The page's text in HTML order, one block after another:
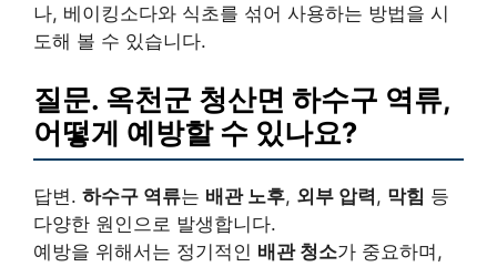
나, 베이킹소다와 식초를 섞어 사용하는 방법을 시
도해 볼 수 있습니다.
질문. 옥천군 청산면 하수구 역류,
어떻게 예방할 수 있나요?
답변. 하수구 역류는 배관 노후, 외부 압력, 막힘 등
다양한 원인으로 발생합니다.
예방을 위해서는 정기적인 배관 청소가 중요하며,